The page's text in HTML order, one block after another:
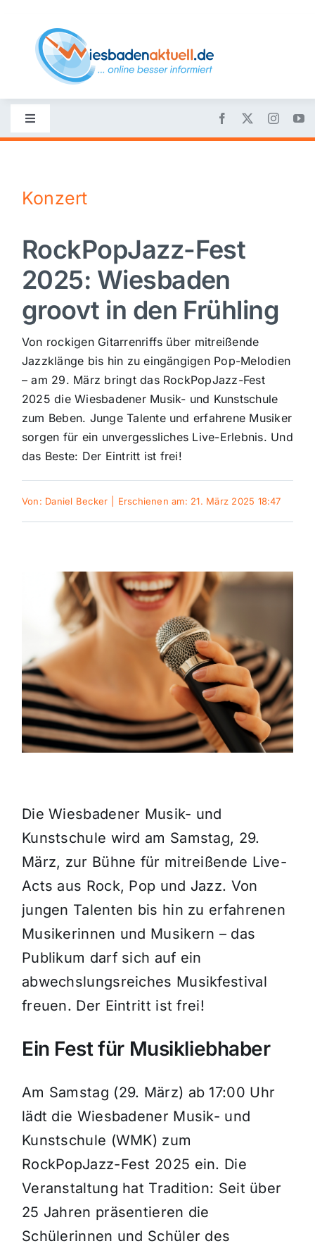
content
Toggle
Navigation
Nachrichten
Politik
Wirtschaft
Sport
Kultur
Panorama
Mein Stadtteil
Galerie
Verkehrsmeldungen
Polizeimeldungen
Themen und Termine
Gewinnspiele
Konzert
RockPopJazz-Fest
2025: Wiesbaden
groovt in den Frühling
Von rockigen Gitarrenriffs über mitreißende
Jazzklänge bis hin zu eingängigen Pop-Melodien
– am 29. März bringt das RockPopJazz-Fest
2025 die Wiesbadener Musik- und Kunstschule
zum Beben. Junge Talente und erfahrene Musiker
sorgen für ein unvergessliches Live-Erlebnis. Und
das Beste: Der Eintritt ist frei!
Von: Daniel Becker Erschienen am: 21. März 2025 18:47
Die Wiesbadener Musik- und
Kunstschule wird am Samstag, 29.
März, zur Bühne für mitreißende Live-
Acts aus Rock, Pop und Jazz. Von
jungen Talenten bis hin zu erfahrenen
Musikerinnen und Musikern – das
Publikum darf sich auf ein
abwechslungsreiches Musikfestival
freuen. Der Eintritt ist frei!
Ein Fest für Musikliebhaber
Am Samstag (29. März) ab 17:00 Uhr
lädt die Wiesbadener Musik- und
Kunstschule (WMK) zum
RockPopJazz-Fest 2025 ein. Die
Veranstaltung hat Tradition: Seit über
25 Jahren präsentieren die
Schülerinnen und Schüler des